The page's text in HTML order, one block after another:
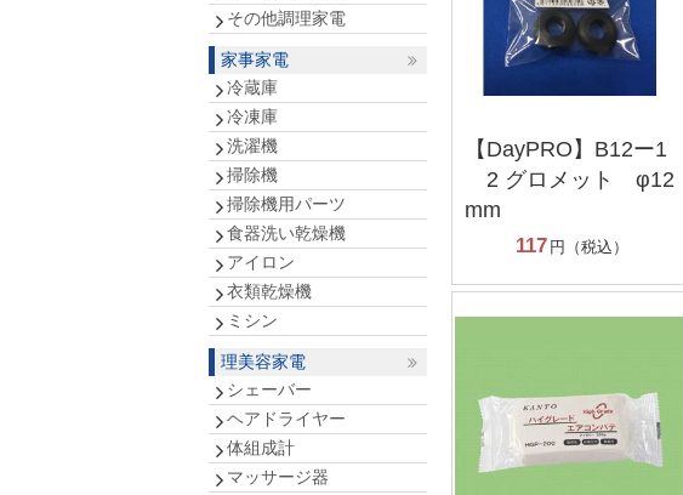
【DayPRO】B12ー1
2 グロメット φ12
mm
117 円（税込）
その他調理家電
家事家電
冷蔵庫
冷凍庫
洗濯機
掃除機
掃除機用パーツ
食器洗い乾燥機
アイロン
衣類乾燥機
ミシン
理美容家電
シェーバー
ヘアドライヤー
体組成計
マッサージ器